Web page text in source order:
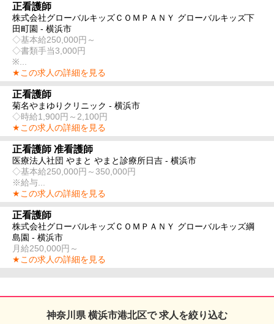
正看護師
株式会社グローバルキッズＣＯＭＰＡＮＹ グローバルキッズ下
田町園 - 横浜市
◇基本給250,000円～
◇書類手当3,000円
※...
★この求人の詳細を見る
正看護師
菊名やまゆりクリニック - 横浜市
◇時給1,900円～2,100円
★この求人の詳細を見る
正看護師 准看護師
医療法人社団 やまと やまと診療所日吉 - 横浜市
◇基本給250,000円～350,000円
※給与...
★この求人の詳細を見る
正看護師
株式会社グローバルキッズＣＯＭＰＡＮＹ グローバルキッズ綱
島園 - 横浜市
月給250,000円～
★この求人の詳細を見る
神奈川県 横浜市港北区で 求人を絞り込む